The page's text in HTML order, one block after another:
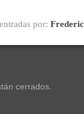
por: Frederic
cerrados.